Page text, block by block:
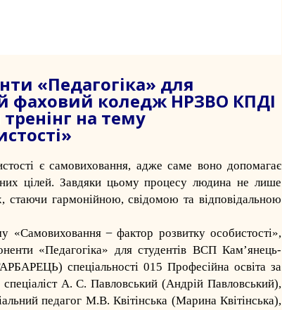
«Педагогіка» для
фаховий коледж НРЗВО КПДІ
на тему
є самовиховання, адже саме воно допомагає
цілей. Завдяки цьому процесу людина не лише
гармонійною, свідомою та відповідальною
«Самовиховання ̶ фактор розвитку особистості»,
«Педагогіка» для студентів ВСП Кам’янець-
спеціальності 015 Професійна освіта за
спеціаліст А. С. Павловський (Андрій Павловський),
педагог М.В. Квітінська (Марина Квітінська),